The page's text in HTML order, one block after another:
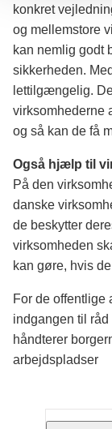
konkret
og mellemstore
kan nemlig godt
sikkerheden.
lettilgængelig.
virksomhederne
og så kan de få
Også hjælp til
På den
danske
de beskytter
virksomheden
kan gøre, hvis
For de
indgangen til
håndterer
arbejdspladser